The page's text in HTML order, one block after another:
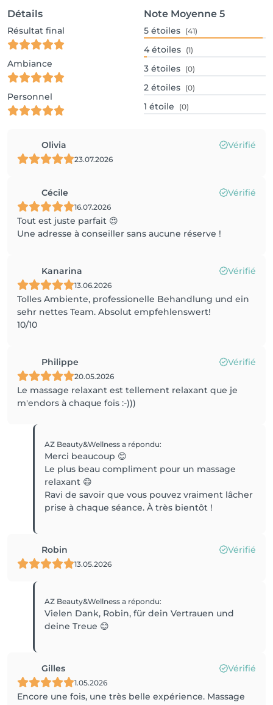
Détails
Résultat final
Ambiance
Personnel
Note Moyenne 5
5 étoiles (41)
4 étoiles (1)
3 étoiles (0)
2 étoiles (0)
1 étoile (0)
Olivia Vérifié
23.07.2026
Cécile Vérifié
16.07.2026
Tout est juste parfait 😍
Une adresse à conseiller sans aucune réserve !
Kanarina Vérifié
13.06.2026
Tolles Ambiente, professionelle Behandlung und ein
sehr nettes Team. Absolut empfehlenswert!
10/10
Philippe Vérifié
20.05.2026
Le massage relaxant est tellement relaxant que je
m'endors à chaque fois :-)))
AZ Beauty&Wellnessa répondu:
Merci beaucoup 😊
Le plus beau compliment pour un massage
relaxant 😄
Ravi de savoir que vous pouvez vraiment lâcher
prise à chaque séance. À très bientôt !
Robin Vérifié
13.05.2026
AZ Beauty&Wellnessa répondu:
Vielen Dank, Robin, für dein Vertrauen und
deine Treue 😊
Gilles Vérifié
1.05.2026
Encore une fois, une très belle expérience. Massage